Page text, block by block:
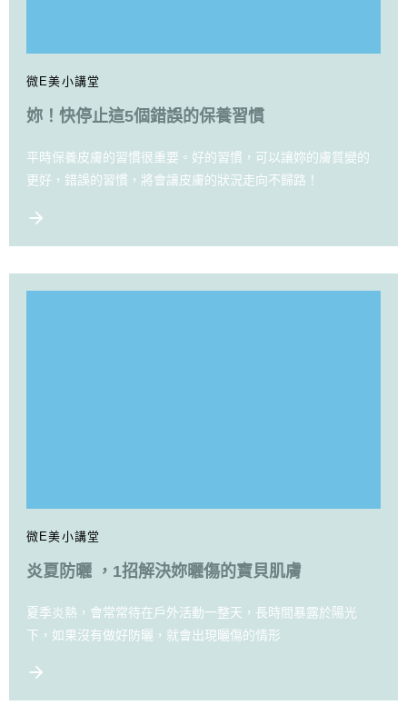
微E美小講堂
妳！快停止這5個錯誤的保養習慣
平時保養皮膚的習慣很重要。好的習慣，可以讓妳的膚質變的
更好，錯誤的習慣，將會讓皮膚的狀況走向不歸路！
微E美小講堂
炎夏防曬 ，1招解決妳曬傷的寶貝肌膚
夏季炎熱，會常常待在戶外活動一整天，長時間暴露於陽光
下，如果沒有做好防曬，就會出現曬傷的情形